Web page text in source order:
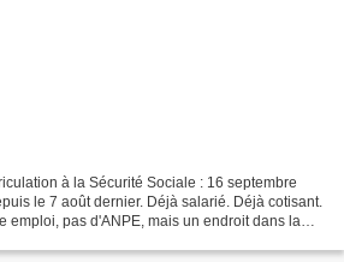
à la Sécurité Sociale : 16 septembre
le 7 août dernier. Déjà salarié. Déjà cotisant.
emploi, pas d'ANPE, mais un endroit dans la